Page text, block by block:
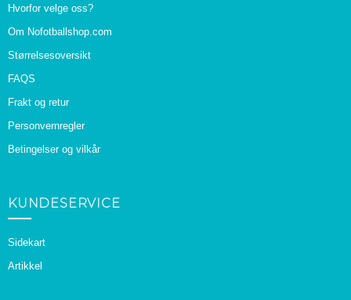
Hvorfor velge oss?
Om Nofotballshop.com
Størrelsesoversikt
FAQS
Frakt og retur
Personvernregler
Betingelser og vilkår
KUNDESERVICE
Sidekart
Artikkel